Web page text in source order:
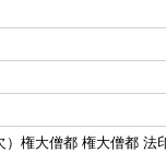
）権大僧都 権大僧都 法